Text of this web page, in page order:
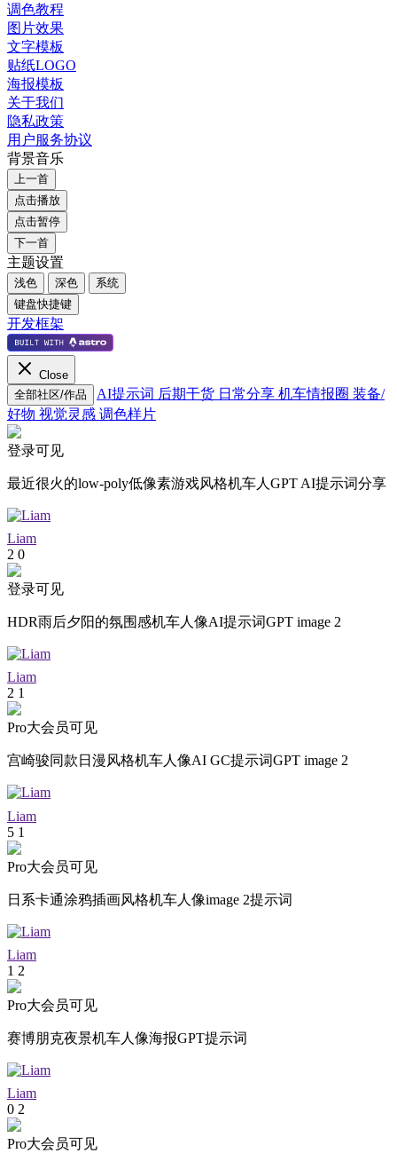
调色教程
图片效果
文字模板
贴纸LOGO
海报模板
关于我们
隐私政策
用户服务协议
背景音乐
上一首
点击播放
点击暂停
下一首
主题设置
浅色 深色
系统
键盘快捷键
开发框架
Close
全部社区/作品
AI提示词 后期干货 日常分享 机车情报圈 装备/
好物 视觉灵感 调色样片
登录可见
最近很火的low-poly低像素游戏风格机车人GPT AI提示词分享
Liam
2 0
登录可见
HDR雨后夕阳的氛围感机车人像AI提示词GPT image 2
Liam
2 1
Pro大会员可见
宫崎骏同款日漫风格机车人像AI GC提示词GPT image 2
Liam
5 1
Pro大会员可见
日系卡通涂鸦插画风格机车人像image 2提示词
Liam
1 2
Pro大会员可见
赛博朋克夜景机车人像海报GPT提示词
Liam
0 2
Pro大会员可见